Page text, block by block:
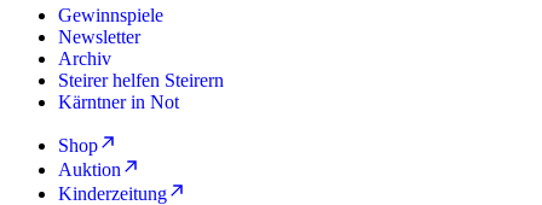
Gewinnspiele
Newsletter
Archiv
Steirer helfen Steirern
Kärntner in Not
Shop
Auktion
Kinderzeitung